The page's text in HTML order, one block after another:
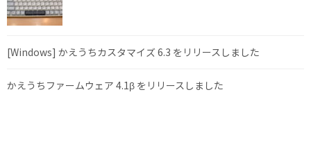
[Windows] かえうちカスタマイズ 6.3 をリリースしました
かえうちファームウェア 4.1β をリリースしました